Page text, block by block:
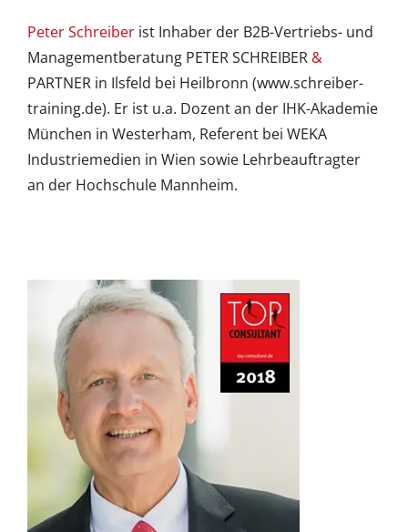
Peter Schreiberist Inhaber der B2B-Vertriebs- und
Managementberatung PETER SCHREIBER &
PARTNER in Ilsfeld bei Heilbronn (www.schreiber-
training.de). Er ist u.a. Dozent an der IHK-Akademie
München in Westerham, Referent bei WEKA
Industriemedien in Wien sowie Lehrbeauftragter
an der Hochschule Mannheim.